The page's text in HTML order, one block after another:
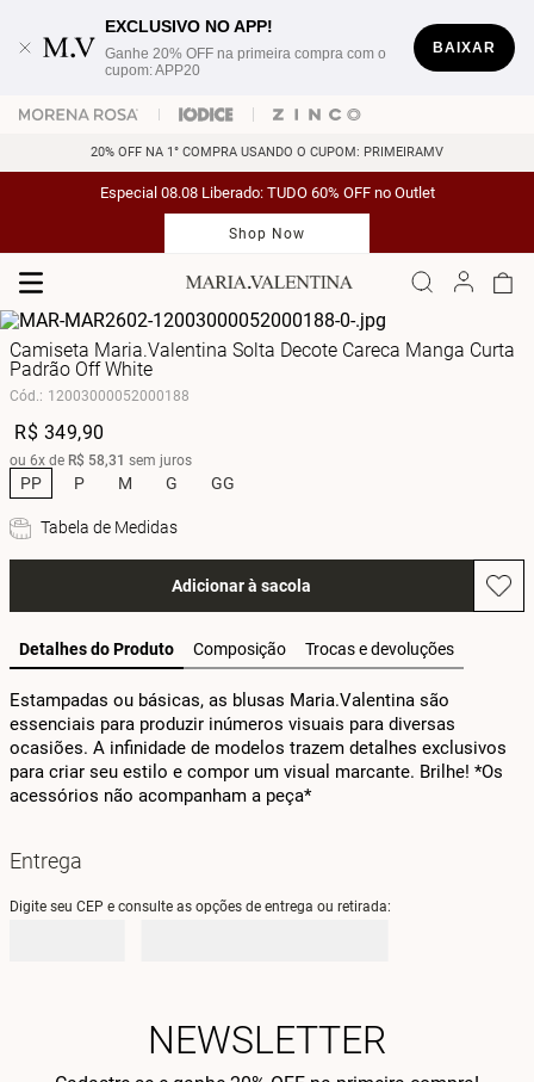
EXCLUSIVO NO APP!
Ganhe 20% OFF na primeira compra com o
cupom: APP20
BAIXAR
20% OFF NA 1° COMPRA USANDO O CUPOM: PRIMEIRAMV
Especial 08.08 Liberado: TUDO 60% OFF no Outlet
Shop Now
Camiseta Maria.Valentina Solta Decote Careca Manga Curta
Padrão Off White
Cód.: 12003000052000188
R$ 349,90
ou 6x de R$ 58,31 sem juros
PP P M G GG
Tabela de Medidas
Adicionar à sacola
Detalhes do Produto Composição Trocas e devoluções
Estampadas ou básicas, as blusas Maria.Valentina são
essenciais para produzir inúmeros visuais para diversas
ocasiões. A infinidade de modelos trazem detalhes exclusivos
para criar seu estilo e compor um visual marcante. Brilhe! *Os
acessórios não acompanham a peça*
Entrega
Digite seu CEP e consulte as opções de entrega ou retirada:
NEWSLETTER